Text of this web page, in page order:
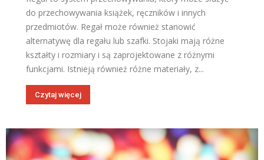
do przechowywania książek, ręczników i innych
przedmiotów. Regał może również stanowić
alternatywę dla regału lub szafki. Stojaki mają różne
kształty i rozmiary i są zaprojektowane z różnymi
funkcjami. Istnieją również różne materiały, z...
Czytaj więcej